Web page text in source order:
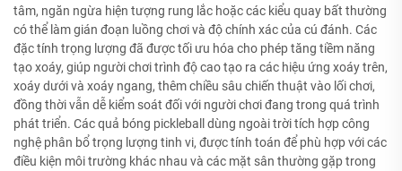
tâm, ngăn ngừa hiện tượng rung lắc hoặc các kiểu quay bất thường
có thể làm gián đoạn luồng chơi và độ chính xác của cú đánh. Các
đặc tính trọng lượng đã được tối ưu hóa cho phép tăng tiềm năng
tạo xoáy, giúp người chơi trình độ cao tạo ra các hiệu ứng xoáy trên,
xoáy dưới và xoáy ngang, thêm chiều sâu chiến thuật vào lối chơi,
đồng thời vẫn dễ kiểm soát đối với người chơi đang trong quá trình
phát triển. Các quả bóng pickleball dùng ngoài trời tích hợp công
nghệ phân bổ trọng lượng tinh vi, được tính toán để phù hợp với các
điều kiện môi trường khác nhau và các mặt sân thường gặp trong